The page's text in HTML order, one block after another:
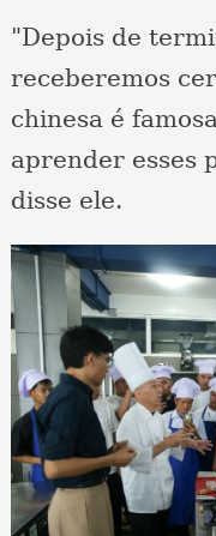
"Depois de
receberemos
chinesa é
aprender esses
disse ele.